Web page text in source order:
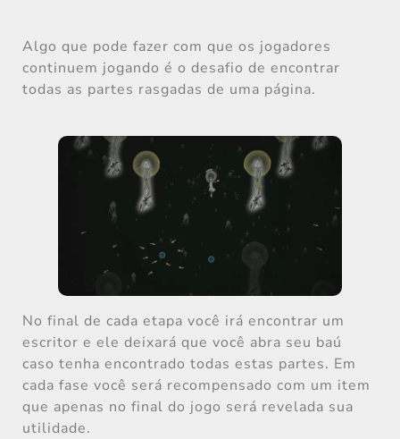
Algo que pode fazer com que os jogadores
continuem jogando é o desafio de encontrar
todas as partes rasgadas de uma página.
No final de cada etapa você irá encontrar um
escritor e ele deixará que você abra seu baú
caso tenha encontrado todas estas partes. Em
cada fase você será recompensado com um item
que apenas no final do jogo será revelada sua
utilidade.